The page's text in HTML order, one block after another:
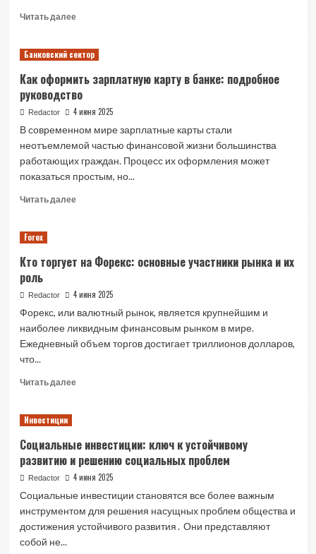
Читать далееRead
Как
реквизиты
карты
Альфа-
Банковский сектор
Как оформить зарплатную карту в банке: подробное
руководство
Redactor 4 июня 2025
В современном мире зарплатные карты стали
неотъемлемой частью финансовой жизни большинства
работающих граждан. Процесс их оформления может
показаться простым, но...
Читать далееRead
зарплатную
в
подробное
руководство
Forex
Кто торгует на Форекс: основные участники рынка и их
роль
Redactor 4 июня 2025
Форекс, или валютный рынок, является крупнейшим и
наиболее ликвидным финансовым рынком в мире.
Ежедневный объем торгов достигает триллионов долларов,
что...
Читать далееRead
на
Форекс:
основные
рынка
и
их
Инвестиции
Социальные инвестиции: ключ к устойчивому
развитию и решению социальных проблем
Redactor 4 июня 2025
Социальные инвестиции становятся все более важным
инструментом для решения насущных проблем общества и
достижения устойчивого развития․ Они представляют
собой не...